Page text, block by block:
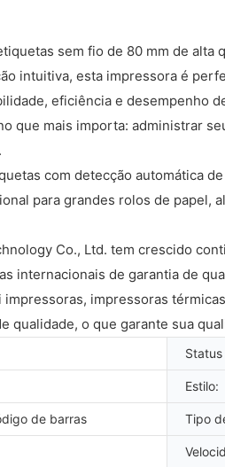
sem fio de 80 mm de
intuitiva, esta impressora é
eficiência e desempenho
que mais importa: administrar
com detecção automática
para grandes rolos de papel,
Co., Ltd. tem crescido
internacionais de garantia de
impressoras
qualidade, o que garante sua
Estilo:
de barras Tipo